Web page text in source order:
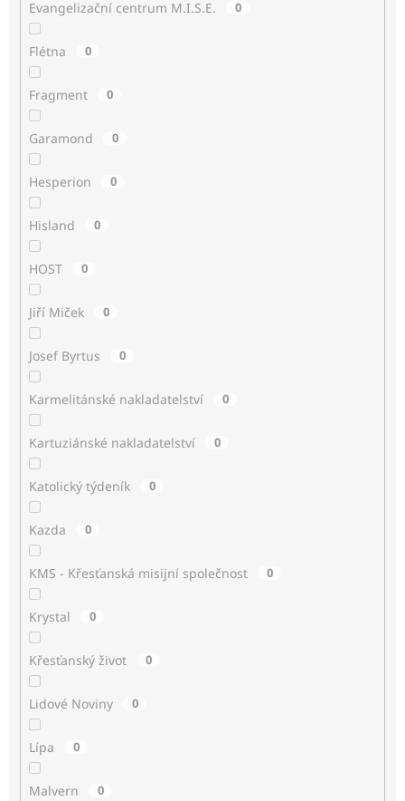
Evangelizační centrum M.I.S.E. 0
Flétna 0
Fragment 0
Garamond 0
Hesperion 0
Hisland 0
HOST 0
Jiří Miček 0
Josef Byrtus 0
Karmelitánské nakladatelství 0
Kartuziánské nakladatelství 0
Katolický týdeník 0
Kazda 0
KMS - Křesťanská misijní společnost 0
Krystal 0
Křesťanský život 0
Lidové Noviny 0
Lípa 0
Malvern 0